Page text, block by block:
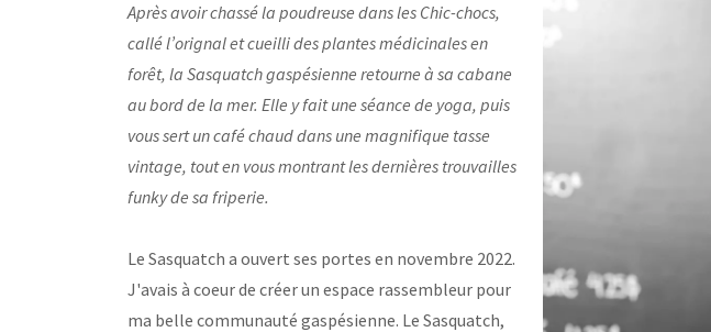
Après avoir chassé la poudreuse dans les Chic-chocs,
callé l’orignal et cueilli des plantes médicinales en
forêt, la Sasquatch gaspésienne retourne à sa cabane
au bord de la mer. Elle y fait une séance de yoga, puis
vous sert un café chaud dans une magnifique tasse
vintage, tout en vous montrant les dernières trouvailles
funky de sa friperie.
Le Sasquatch a ouvert ses portes en novembre 2022.
J'avais à coeur de créer un espace rassembleur pour
ma belle communauté gaspésienne. Le Sasquatch,